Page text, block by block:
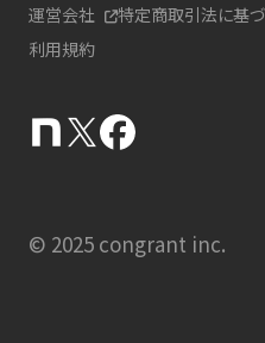
運営会社 特定商取引法に基
利用規約
© 2025 congrant inc.